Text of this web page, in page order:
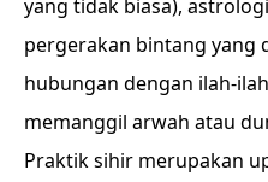
yang tidak biasa),
pergerakan bintang yang
hubungan dengan ilah-
memanggil arwah atau
Praktik sihir merupakan